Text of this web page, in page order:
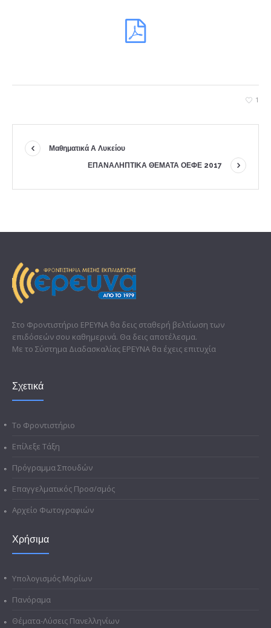
1
Μαθηματικά Α Λυκείου
ΕΠΑΝΑΛΗΠΤΙΚΑ ΘΕΜΑΤΑ ΟΕΦΕ 2017
Στο Φροντιστήριο ΕΡΕΥΝΑ θα δεις σταθερή βελτίωση των
επιδόσεών σου καθημερινά. Θα δεις αποτέλεσμα.
Με το Σύστημα Διαδασκαλίας ΕΡΕΥΝΑ θα έχεις επιτυχία
Σχετικά
Το Φροντιστήριο
Επίλεξε Τάξη
Πρόγραμμα Σπουδών
Επαγγελματικός Προσ/σμός
Αρχείο Φωτογραφιών
Χρήσιμα
Υπολογισμός Μορίων
Πανόραμα
Θέματα-Λύσεις Πανελληνίων